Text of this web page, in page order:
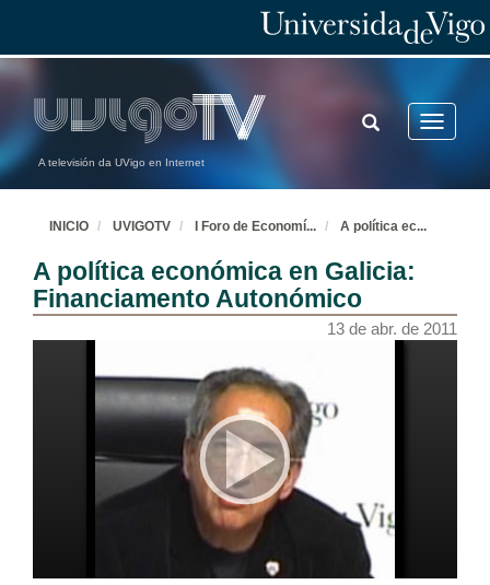
A televisión da UVigo en Internet
Toggle
TOGGLE
SEARCH
INICIO UVIGOTV I Foro de Economí... A política ec...
A política económica en Galicia:
Financiamento Autonómico
13 de abr. de 2011
Presentación
12 de abr. de 2011
Conferencia